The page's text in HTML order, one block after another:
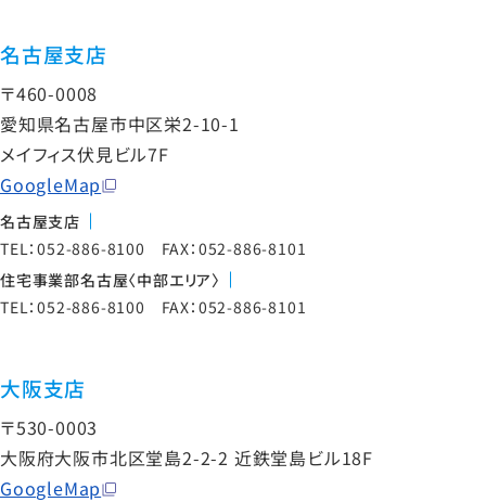
名古屋支店
〒460-0008
愛知県名古屋市中区栄2-10-1
メイフィス伏見ビル7F
GoogleMap
名古屋支店
TEL：052-886-8100 FAX：052-886-8101
住宅事業部名古屋〈中部エリア〉
TEL：052-886-8100 FAX：052-886-8101
大阪支店
〒530-0003
大阪府大阪市北区堂島2-2-2 近鉄堂島ビル18F
GoogleMap